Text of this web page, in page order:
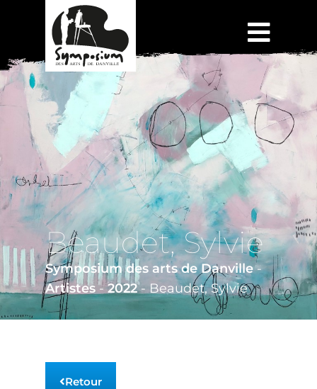
Beaudet, Sylvie
Symposium des arts de Danville-
Artistes- 2022- Beaudet, Sylvie
Retour